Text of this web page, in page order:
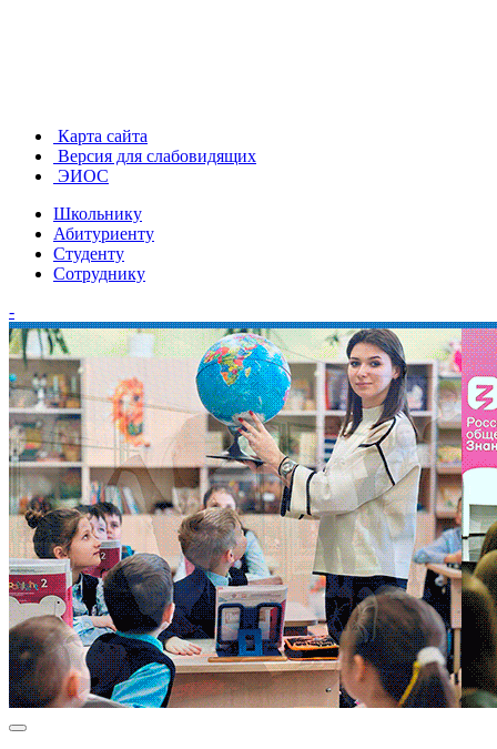
Карта сайта
Версия для слабовидящих
ЭИОС
Школьнику
Абитуриенту
Студенту
Сотруднику
-